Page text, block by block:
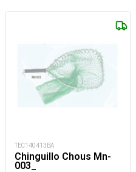
TEC140413BA
Chinguillo Chous Mn-
003_